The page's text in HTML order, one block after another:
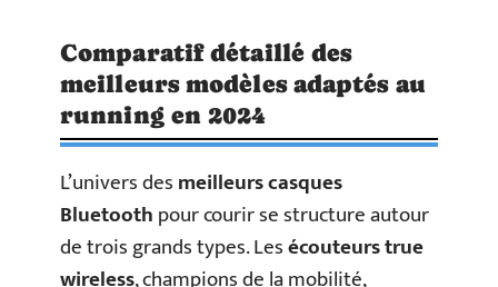
Comparatif détaillé des
meilleurs modèles adaptés au
running en 2024
L’univers desmeilleurs casques
Bluetoothpour courir se structure autour
de trois grands types. Lesécouteurs true
wireless, champions de la mobilité,